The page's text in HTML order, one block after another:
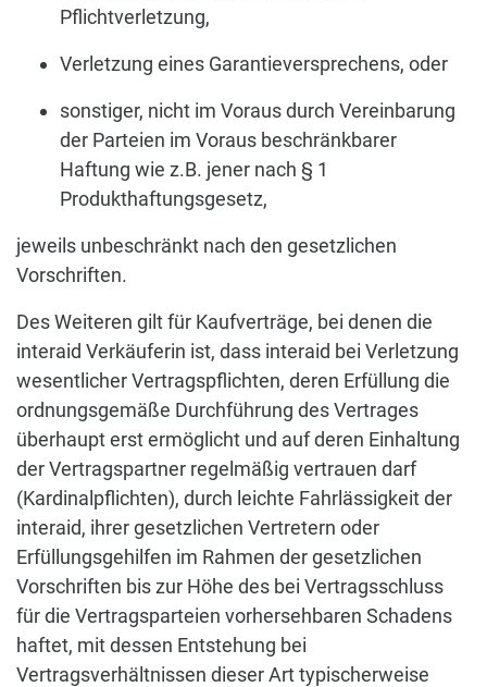
Pflichtverletzung,
Verletzung eines Garantieversprechens, oder
sonstiger, nicht im Voraus durch Vereinbarung
der Parteien im Voraus beschränkbarer
Haftung wie z.B. jener nach § 1
Produkthaftungsgesetz,
jeweils unbeschränkt nach den gesetzlichen
Vorschriften.
Des Weiteren gilt für Kaufverträge, bei denen die
interaid Verkäuferin ist, dass interaid bei Verletzung
wesentlicher Vertragspflichten, deren Erfüllung die
ordnungsgemäße Durchführung des Vertrages
überhaupt erst ermöglicht und auf deren Einhaltung
der Vertragspartner regelmäßig vertrauen darf
(Kardinalpflichten), durch leichte Fahrlässigkeit der
interaid, ihrer gesetzlichen Vertretern oder
Erfüllungsgehilfen im Rahmen der gesetzlichen
Vorschriften bis zur Höhe des bei Vertragsschluss
für die Vertragsparteien vorhersehbaren Schadens
haftet, mit dessen Entstehung bei
Vertragsverhältnissen dieser Art typischerweise